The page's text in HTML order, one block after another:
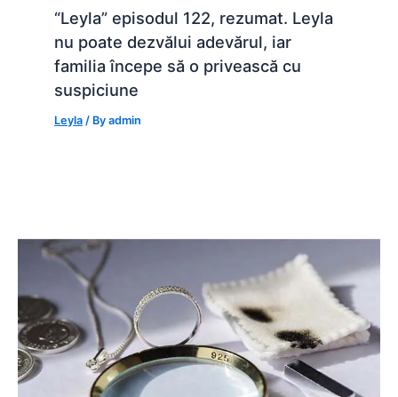
“Leyla” episodul 122, rezumat. Leyla
nu poate dezvălui adevărul, iar
familia începe să o privească cu
suspiciune
Leyla / Byadmin